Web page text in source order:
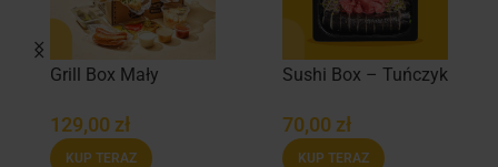
Grill Box Mały
129,00 zł
KUP TERAZ
Sushi Box – Tuńczyk
70,00 zł
KUP TERAZ